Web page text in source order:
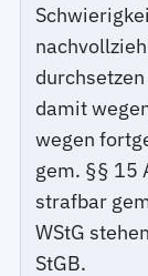
damit
wegen
gem. §§ 15
strafbar
WStG
StGB.